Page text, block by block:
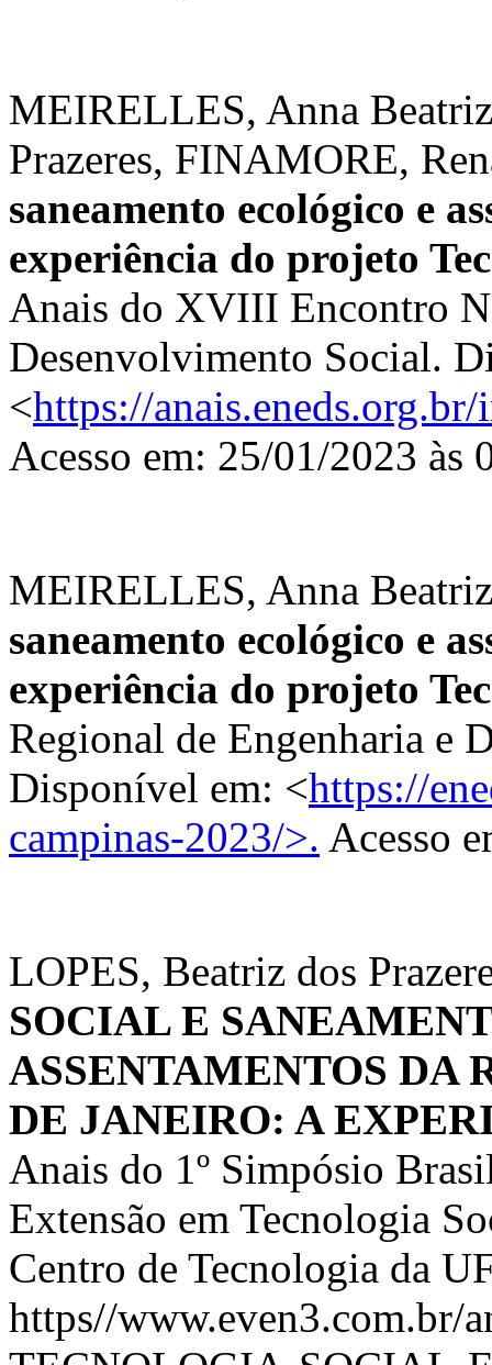
MEIRELLES, Anna
Prazeres, FINAMORE,
saneamento ecológico e
experiência do projeto
Anais do XVIII Encontro
Desenvolvimento Social.
<https://
Acesso em: 25/01/2023 às
MEIRELLES, Anna
saneamento ecológico e
experiência do projeto
Regional de Engenharia e
Disponível em: <https://
campinas-2023/>. Acesso
LOPES, Beatriz dos
SOCIAL E
ASSENTAMENTOS DA
DE JANEIRO: A
Anais do 1º Simpósio
Extensão em Tecnologia
Centro de Tecnologia da
https//www.even3.com.br/